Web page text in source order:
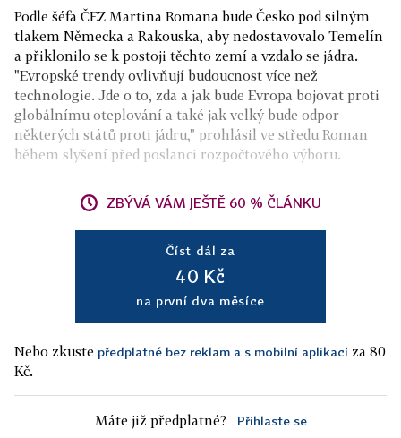
Podle šéfa ČEZ Martina Romana bude Česko pod silným
tlakem Německa a Rakouska, aby nedostavovalo Temelín
a přiklonilo se k postoji těchto zemí a vzdalo se jádra.
"Evropské trendy ovlivňují budoucnost více než
technologie. Jde o to, zda a jak bude Evropa bojovat proti
globálnímu oteplování a také jak velký bude odpor
některých států proti jádru," prohlásil ve středu Roman
během slyšení před poslanci rozpočtového výboru.
ZBÝVÁ VÁM JEŠTĚ 60 % ČLÁNKU
Číst dál za
40 Kč
na první dva měsíce
Nebo zkuste předplatné bez reklam a s mobilní aplikací za 80
Kč.
Máte již předplatné? Přihlaste se